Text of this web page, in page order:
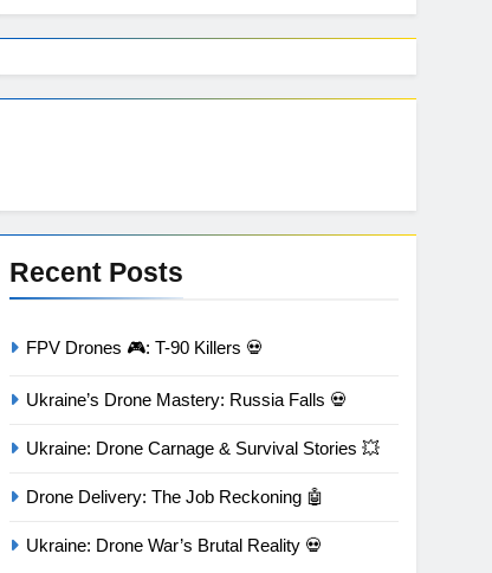
Recent Posts
FPV Drones 🎮: T-90 Killers 💀
Ukraine’s Drone Mastery: Russia Falls 💀
Ukraine: Drone Carnage & Survival Stories 💥
Drone Delivery: The Job Reckoning 🤖
Ukraine: Drone War’s Brutal Reality 💀